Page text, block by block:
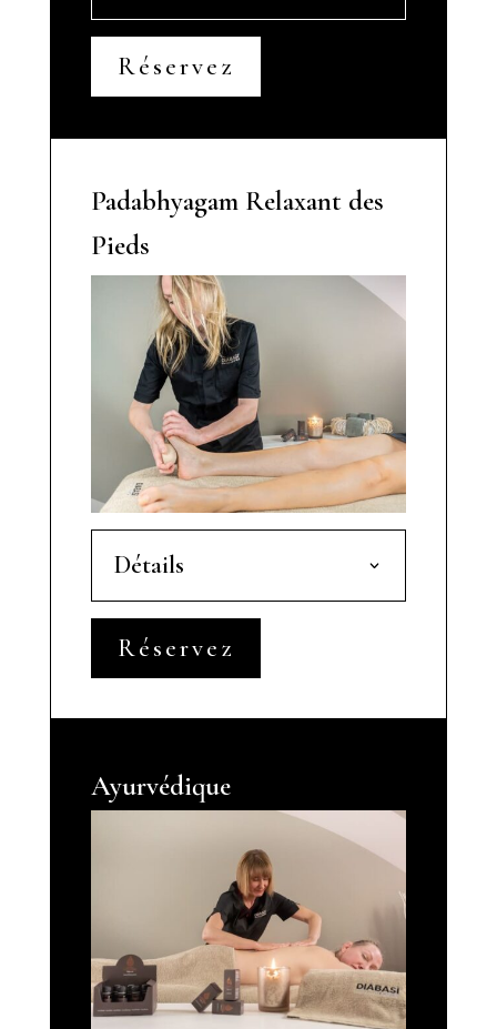
Réservez
Padabhyagam Relaxant des
Pieds
Détails
Réservez
Ayurvédique